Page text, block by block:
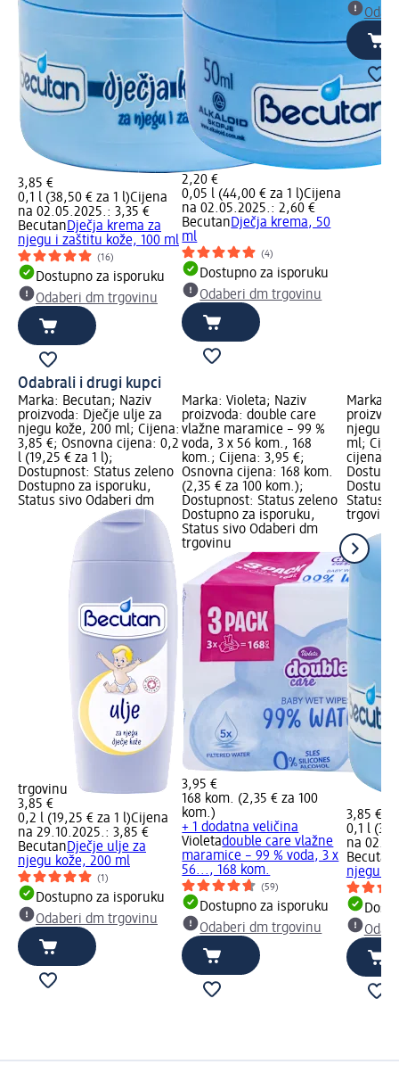
3,85 €
0,1 l (38,50 € za 1 l)Cijena
na 02.05.2025.: 3,35 €
BecutanDječja krema za
njegu i zaštitu kože, 100 ml
(16)
Dostupno za isporuku
Odaberi dm trgovinu
2,20 €
0,05 l (44,00 € za 1 l)Cijena
na 02.05.2025.: 2,60 €
BecutanDječja krema, 50
ml
(4)
Dostupno za isporuku
Odaberi dm trgovinu
Odabrali i drugi kupci
Marka: Becutan; Naziv
proizvoda: Dječje ulje za
njegu kože, 200 ml; Cijena:
3,85 €; Osnovna cijena: 0,2
l (19,25 € za 1 l);
Dostupnost: Status zeleno
Dostupno za isporuku,
Status sivo Odaberi dm
trgovinu
3,85 €
0,2 l (19,25 € za 1 l)Cijena
na 29.10.2025.: 3,85 €
BecutanDječje ulje za
njegu kože, 200 ml
(1)
Dostupno za isporuku
Odaberi dm trgovinu
Marka: Violeta; Naziv
proizvoda: double care
vlažne maramice – 99 %
voda, 3 x 56 kom., 168
kom.; Cijena: 3,95 €;
Osnovna cijena: 168 kom.
(2,35 € za 100 kom.);
Dostupnost: Status zeleno
Dostupno za isporuku,
Status sivo Odaberi dm
trgovinu
3,95 €
168 kom. (2,35 € za 100
kom.)
+ 1 dodatna veličina
Violetadouble care vlažne
maramice – 99 % voda, 3 x
56..., 168 kom.
(59)
Dostupno za isporuku
Odaberi dm trgovinu
Marka:
njegu i
ml;
cijena:
Status
trgovinu
3,85 €
0,1 l
na
Becutan
njegu i